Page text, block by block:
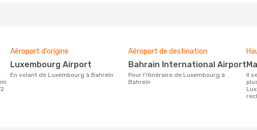
Aéroport d'origine
Luxembourg Airport
En volant de Luxembourg à Bahreïn
Aéroport de destination
Bahrain International Airport
Pour l'itinéraire de Luxembourg à
Bahreïn
Il semblerait que mars soit la période la